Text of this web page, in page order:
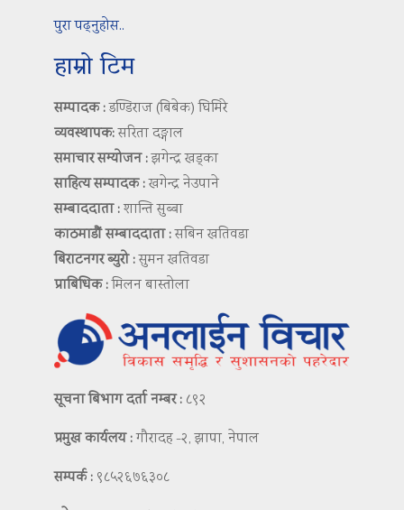
पुरा पढ्नुहोस..
हाम्रो टिम
सम्पादक :डण्डिराज (बिबेक) घिमिरे
व्यवस्थापक:सरिता दङ्गाल
समाचार सम्योजन :झगेन्द्र खड्का
साहित्य सम्पादक :खगेन्द्र नेउपाने
सम्बाददाता :शान्ति सुब्बा
काठमाडौं सम्बाददाता :सबिन खतिवडा
बिराटनगर ब्युरो :सुमन खतिवडा
प्राबिधिक :मिलन बास्तोला
सूचना बिभाग दर्ता नम्बर : ८९२
प्रमुख कार्यलय :गौरादह -२, झापा, नेपाल
सम्पर्क : ९८५२६७६३०८